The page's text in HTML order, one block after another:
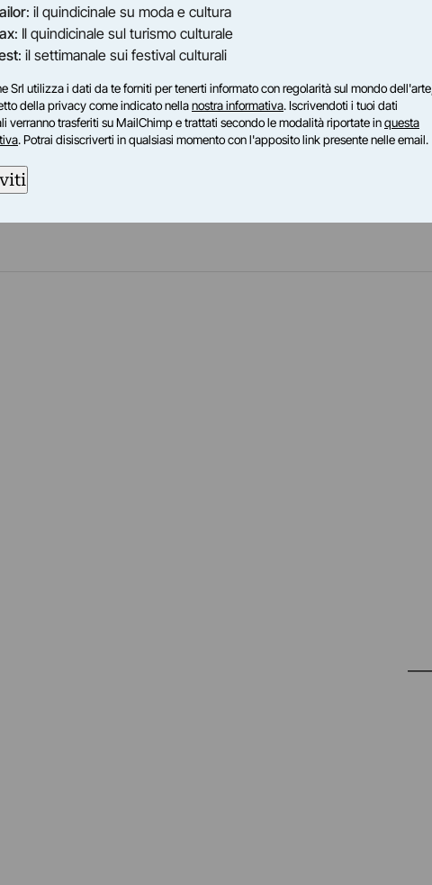
genilità. Andrea Zuppa si avvale
opere figurative che astratte. Il mondo
al telegiornale alle confessione delle sue
ed astrazione emergono toni soavi e
grande ed abile capacità di ‘dominare
compie il primo passo e si avvale della
finale.
: il quindicinale su moda e cultura
: Il quindicinale sul turismo culturale
: il settimanale sui festival culturali
Srl utilizza i dati da te forniti per tenerti informato con regolarità sul mondo dell'arte,
della privacy come indicato nellanostra informativa. Iscrivendoti i tuoi dati
verranno trasferiti su MailChimp e trattati secondo le modalità riportate inquesta
. Potrai disiscriverti in qualsiasi momento con l'apposito link presente nelle email.